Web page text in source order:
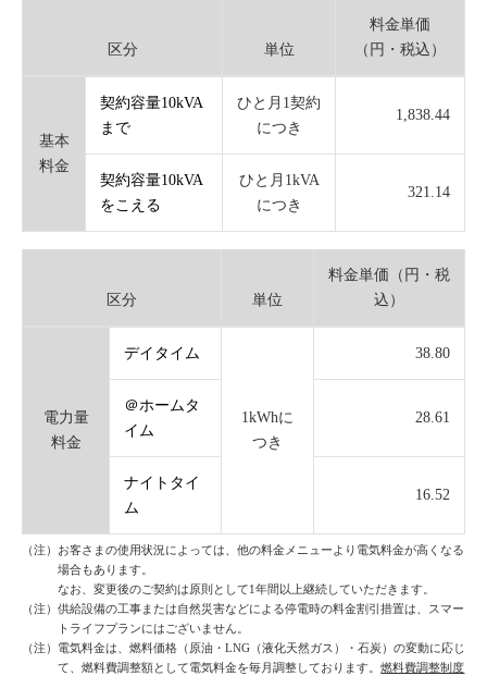
区分 単位
料金単価
（円・税込）
基本
料金
契約容量10kVA
まで
ひと月1契約
につき
1,838.44
契約容量10kVA
をこえる
ひと月1kVA
につき
321.14
区分 単位
料金単価（円・税
込）
電力量
料金
デイタイム
1kWhに
つき
38.80
＠ホームタ
イム
28.61
ナイトタイ
ム
16.52
（注）お客さまの使用状況によっては、他の料金メニューより電気料金が高くなる
場合もあります。
なお、変更後のご契約は原則として1年間以上継続していただきます。
（注）供給設備の工事または自然災害などによる停電時の料金割引措置は、スマー
トライフプランにはございません。
（注）電気料金は、燃料価格（原油・LNG（液化天然ガス）・石炭）の変動に応じ
て、燃料費調整額として電気料金を毎月調整しております。燃料費調整制度